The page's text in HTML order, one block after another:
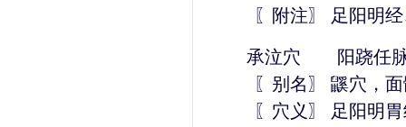
〖附注〗 足阳明经
承泣穴 阳跷任脉
〖别名〗 鼷穴，面
〖穴义〗 足阳明胃